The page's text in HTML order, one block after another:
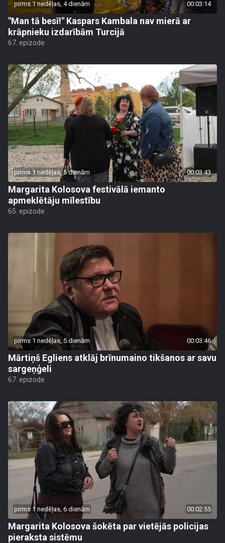
pirms 1 nedēļas, 4 dienām 00:03:14
"Man tā besī!" Kaspars Kambala nav mierā ar
krāpnieku izdarībām Turcijā
67. epizode
pirms 1 nedēļas, 5 dienām 00:03:43
Margarita Kolosova festivālā iemanto
apmeklētāju mīlestību
65. epizode
pirms 1 nedēļas, 5 dienām 00:03:46
Mārtiņš Egliens atklāj brīnumaino tikšanos ar savu
sargeņģeli
67. epizode
pirms 1 nedēļas, 6 dienām 00:02:55
Margarita Kolosova šokēta par vietējās policijas
pieraksta sistēmu